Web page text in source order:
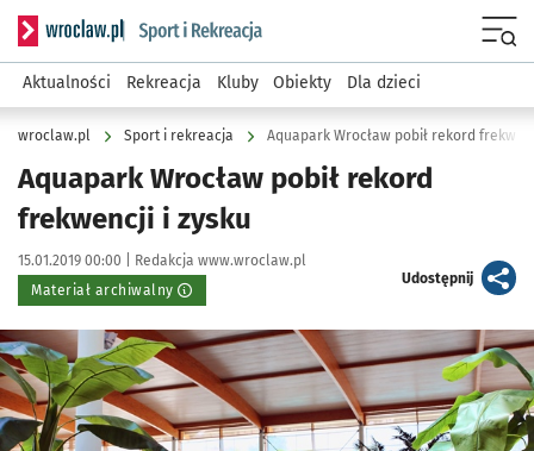
Serwis informacyjny wroclaw.pl podserwis: Sport i rekreacja
Aktualności Rekreacja Kluby Obiekty Dla dzieci
wroclaw.pl Sport i rekreacja Aquapark Wrocław pobił rekord
Aquapark Wrocław pobił rekord
frekwencji i zysku
Data publikacji:
15.01.2019 00:00 | Autor:
Redakcja www.wroclaw.pl
Materiał archiwalny
Udostępnijartykuł
Kliknij, aby powiększyć